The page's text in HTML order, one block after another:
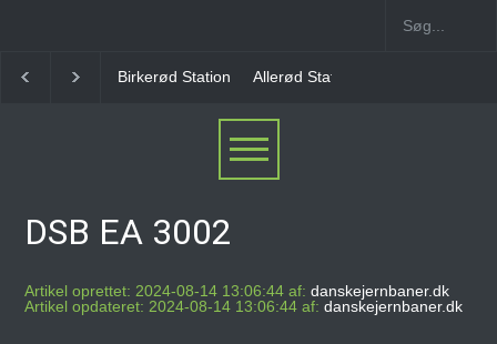
Birkerød Station Allerød Station
DSB EA 3002
Artikel oprettet: 2024-08-14 13:06:44 af: danskejernbaner.dk
Artikel opdateret: 2024-08-14 13:06:44 af: danskejernbaner.dk